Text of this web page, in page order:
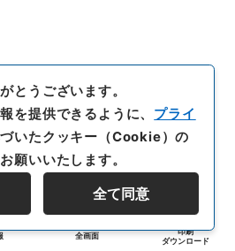
全画面
印刷
ダウンロード
とうございます。
を提供できるように、 プライ
いたクッキー（Cookie）の
願いいたします。
全て同意